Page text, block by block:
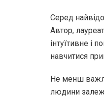
Серед
Автор,
інтуїтивне і
навчитися
Не менш
людини